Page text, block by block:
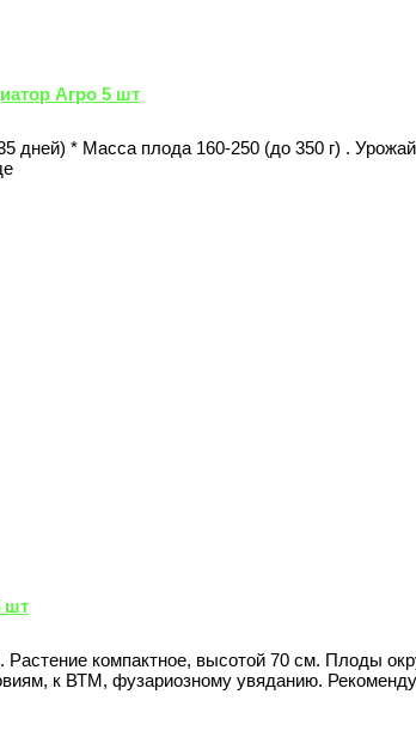
Агро 5 шт
дней) * Масса плода 160-250 (до 350 г) .
шт
компактное, высотой 70 см. Плоды
к ВТМ, фузариозному увяданию.